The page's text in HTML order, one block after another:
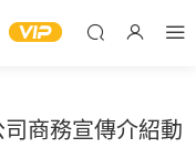
商務宣傳介紹動